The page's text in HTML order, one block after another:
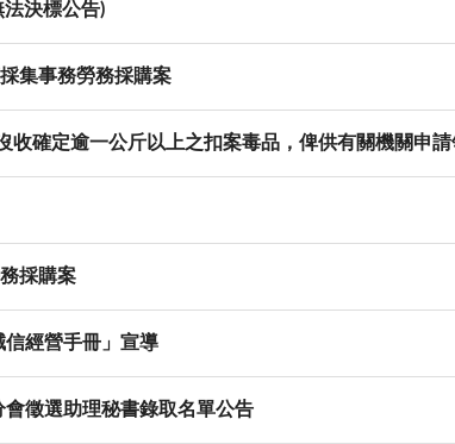
決標公告)
集事務勞務採購案
收確定逾一公斤以上之扣案毒品，俾供有關機關申
採購案
信經營手冊」宣導
徵選助理秘書錄取名單公告